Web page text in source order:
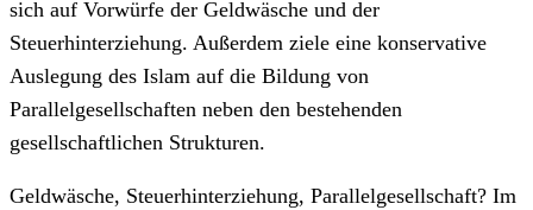
sich auf Vorwürfe der Geldwäsche und der
Steuerhinterziehung. Außerdem ziele eine konservative
Auslegung des Islam auf die Bildung von
Parallelgesellschaften neben den bestehenden
gesellschaftlichen Strukturen.
Geldwäsche, Steuerhinterziehung, Parallelgesellschaft? Im